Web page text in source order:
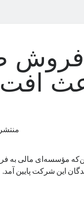
این شرکت پایین آمد.